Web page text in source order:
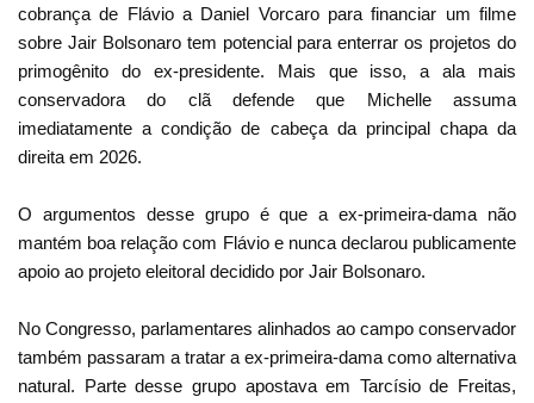
cobrança de Flávio a Daniel Vorcaro para financiar um filme
sobre Jair Bolsonaro tem potencial para enterrar os projetos do
primogênito do ex-presidente. Mais que isso, a ala mais
conservadora do clã defende que Michelle assuma
imediatamente a condição de cabeça da principal chapa da
direita em 2026.
O argumentos desse grupo é que a ex-primeira-dama não
mantém boa relação com Flávio e nunca declarou publicamente
apoio ao projeto eleitoral decidido por Jair Bolsonaro.
No Congresso, parlamentares alinhados ao campo conservador
também passaram a tratar a ex-primeira-dama como alternativa
natural. Parte desse grupo apostava em Tarcísio de Freitas,